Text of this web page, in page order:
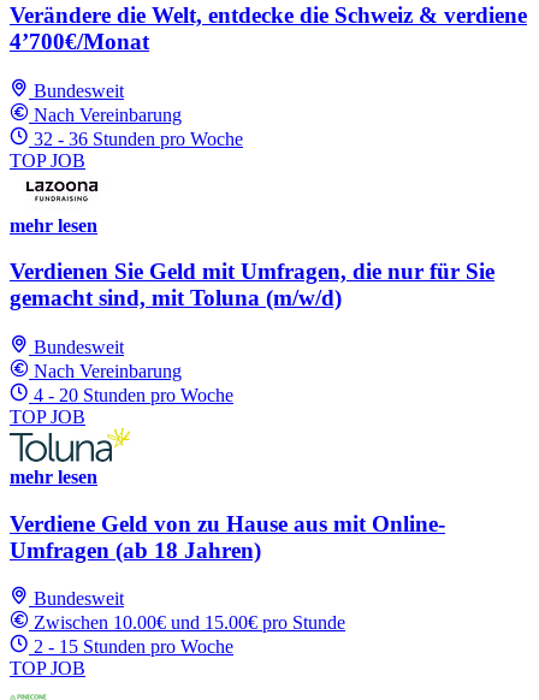
Verändere die Welt, entdecke die Schweiz & verdiene
4’700€/Monat
Bundesweit
Nach Vereinbarung
32 - 36 Stunden pro Woche
TOP JOB
mehr lesen
Verdienen Sie Geld mit Umfragen, die nur für Sie
gemacht sind, mit Toluna (m/w/d)
Bundesweit
Nach Vereinbarung
4 - 20 Stunden pro Woche
TOP JOB
mehr lesen
Verdiene Geld von zu Hause aus mit Online-
Umfragen (ab 18 Jahren)
Bundesweit
Zwischen 10.00€ und 15.00€ pro Stunde
2 - 15 Stunden pro Woche
TOP JOB